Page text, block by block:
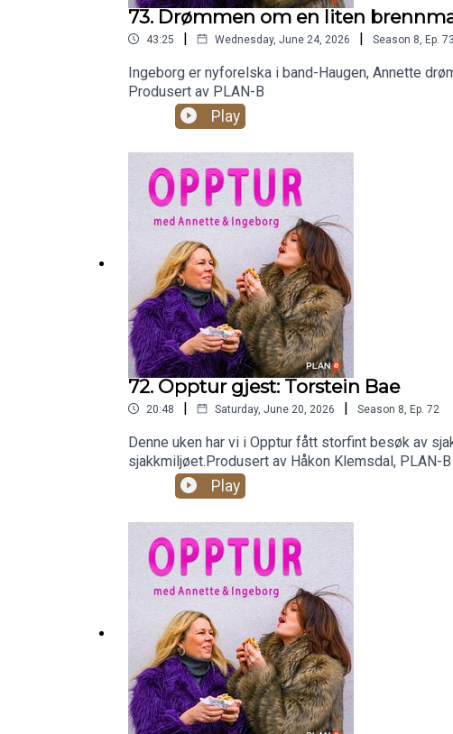
73. Drømmen om en liten
43:25 | Wednesday, June 24, 2026 | Season 8 Ep. 73
Ingeborg er nyforelska i band-Haugen, Annette
Produsert av PLAN-B
Play
72. Opptur gjest: Torstein Bae
20:48 | Saturday, June 20, 2026 | Season 8 Ep. 72
Denne uken har vi i Opptur fått storfint besøk av
sjakkmiljøet.Produsert av Håkon Klemsdal, PLAN-B
Play